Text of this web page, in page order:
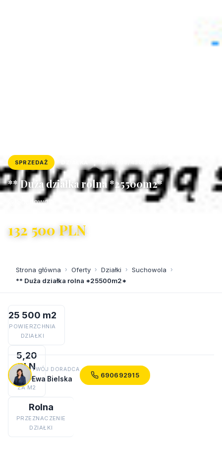
SPRZEDAŻ
** Duża działka rolna *25500m2*
Suchowola
132 500 PLN
Strona główna › Oferty › Działki › Suchowola ›
** Duża działka rolna *25500m2*
25 500 m2
POWIERZCHNIA
DZIAŁKI
5,20
PLN
CENA
ZA M2
Rolna
PRZEZNACZENIE
DZIAŁKI
TWÓJ DORADCA
Ewa Bielska 690692915